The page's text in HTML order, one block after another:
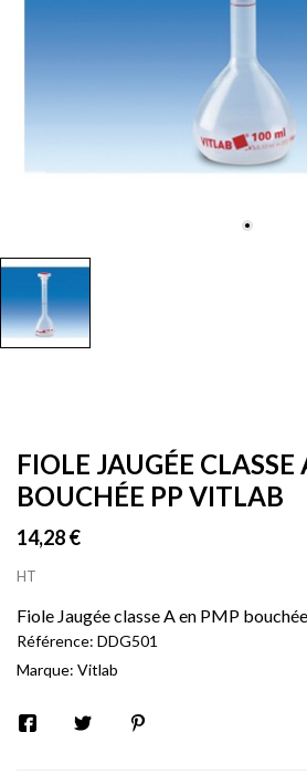
FIOLE JAUGÉE
BOUCHÉE PP VITLAB
14,28 €
HT
Fiole Jaugée classe A en PMP
Référence: DDG501
Marque: Vitlab